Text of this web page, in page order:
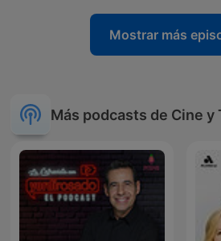
Mostrar más
Más podcasts de Cine y